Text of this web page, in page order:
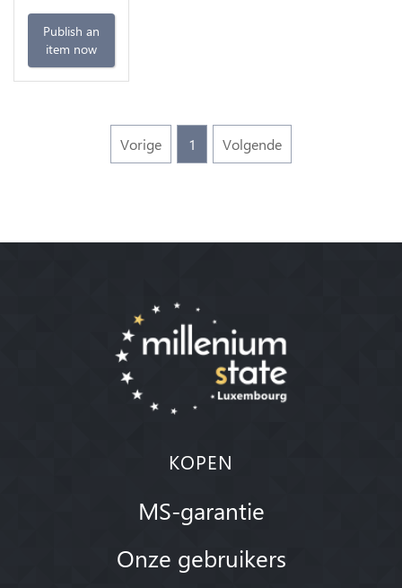
Publish an
item now
Vorige 1 Volgende
KOPEN
MS-garantie
Onze gebruikers